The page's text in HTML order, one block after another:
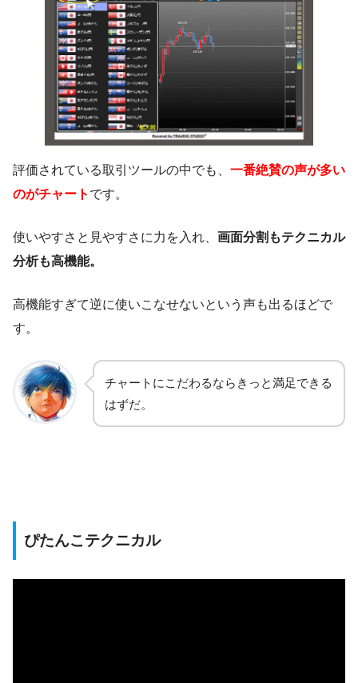
評価されている取引ツールの中でも、 一番絶賛の声が多い
のがチャート です。
使いやすさと見やすさに力を入れ、 画面分割もテクニカル
分析も高機能。
高機能すぎて逆に使いこなせないという声も出るほどで
す。
チャートにこだわるならきっと満足できる
はずだ。
ぴたんこテクニカル